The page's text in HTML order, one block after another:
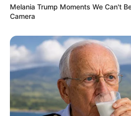
Melania Trump Moments We Can't
Camera